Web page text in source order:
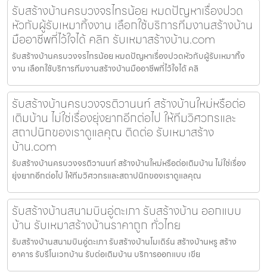
รับสร้างบ้านครบวงจรไทรน้อย หมดปัญหาเรื่องปวด
หัวกับผู้รับเหมาทิ้งงาน เลือกใช้บริการทีมงานสร้างบ้าน
มืออาชีพที่ไว้ใจได้ คลิก รับเหมาสร้างบ้าน.com
รับสร้างบ้านครบวงจรไทรน้อย หมดปัญหาเรื่องปวดหัวกับผู้รับเหมาทิ้ง
งาน เลือกใช้บริการทีมงานสร้างบ้านมืออาชีพที่ไว้ใจได้ คลิ
รับสร้างบ้านครบวงจรติวานนท์ สร้างบ้านใหม่หรือต่อ
เติมบ้าน ไม่ใช่เรื่องยุ่งยากอีกต่อไป ให้ทีมวิศวกรและ
สถาปนิกของเราดูแลคุณ ติดต่อ รับเหมาสร้าง
บ้าน.com
รับสร้างบ้านครบวงจรติวานนท์ สร้างบ้านใหม่หรือต่อเติมบ้าน ไม่ใช่เรื่อง
ยุ่งยากอีกต่อไป ให้ทีมวิศวกรและสถาปนิกของเราดูแลคุณ
รับสร้างบ้านสนามบินอู่ตะเภา รับสร้างบ้าน ออกแบบ
บ้าน รับเหมาสร้างบ้านราคาถูก ทั่วไทย
รับสร้างบ้านสนามบินอู่ตะเภา รับสร้างบ้านโมเดิร์น สร้างบ้านหรู สร้าง
อาคาร รับรีโนเวทบ้าน รับต่อเติมบ้าน บริการออกแบบ เขีย